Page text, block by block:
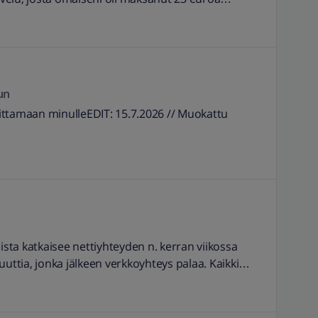
(Hänellä oli lisäksi Elisa-mobiililiittymä ja DNA:n
minulleEDIT: 15.7.2026 // Muokattu
katkaisee nettiyhteyden n. kerran viikossa
jonka jälkeen verkkoyhteys palaa. Kaikki
Onko kyseessä jokin mobiilireitittimen asetus